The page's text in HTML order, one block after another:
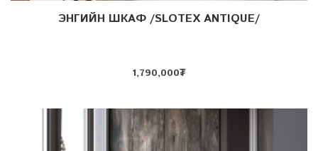
Дэлгэрэнгүй
ЭНГИЙН ШКАФ /SLOTEX ANTIQUE/
1,790,000₮